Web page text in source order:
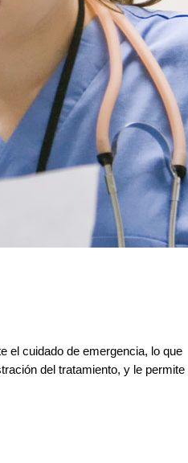
el cuidado de emergencia, lo que
del tratamiento, y le permite